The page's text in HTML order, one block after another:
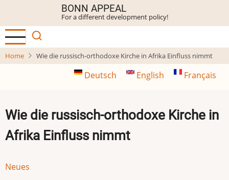
main
content
BONN APPEAL
For a different development policy!
Home Wie die russisch-orthodoxe Kirche in Afrika Einfluss nimmt
Deutsch English Français
Wie die russisch-orthodoxe Kirche in
Afrika Einfluss nimmt
Neues